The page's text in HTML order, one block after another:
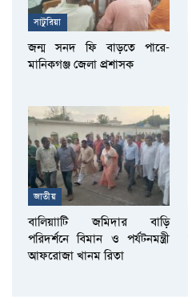
সাটুরিয়া
জন্ম সনদ ফি বাড়তে পারে-
মানিকগঞ্জ জেলা প্রশাসক
জাতীয়
বালিয়াাটি জমিদার বাড়ি
পরিদর্শনে বিমান ও পর্যটনমন্ত্রী
আফরোজা খানম রিতা